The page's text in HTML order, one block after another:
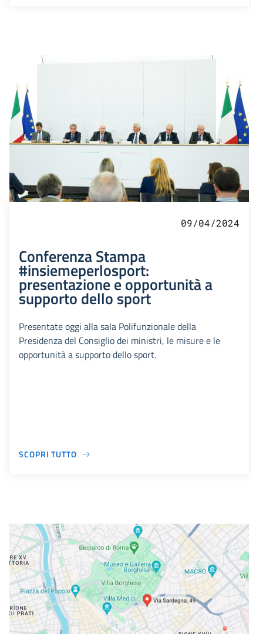
09/04/2024
Conferenza Stampa
#insiemeperlosport:
presentazione e opportunità a
supporto dello sport
Presentate oggi alla sala Polifunzionale della
Presidenza del Consiglio dei ministri, le misure e le
opportunità a supporto dello sport.
SCOPRI TUTTO